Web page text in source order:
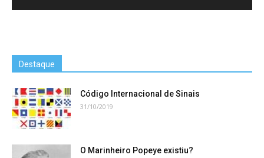
Destaque
Código Internacional de Sinais
31/10/2019
O Marinheiro Popeye existiu?